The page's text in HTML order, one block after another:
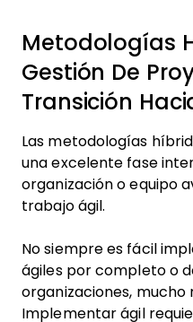
Metodologías
Gestión De
Transición
Las metodologías
una excelente fase
organización o equipo
trabajo ágil.
No siempre es fácil
ágiles por completo o
organizaciones, mucho
Implementar ágil